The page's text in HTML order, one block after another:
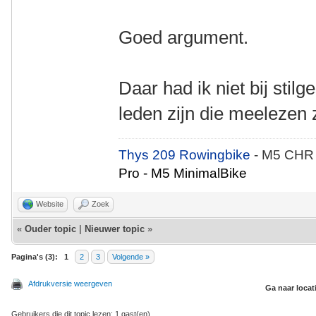
Goed argument.
Daar had ik niet bij
leden zijn die meelezen
Thys 209 Rowingbike- M5
Pro - M5 MinimalBike
Website Zoek
« Ouder topic Nieuwer topic »
Pagina's (3): 1 2 3 Volgende »
Afdrukversie weergeven Ga naar
Gebruikers die dit topic lezen: 1 gast(en)